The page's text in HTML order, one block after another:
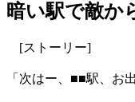
暗い駅で敵か
[ストーリー]
「次はー、■■駅、お